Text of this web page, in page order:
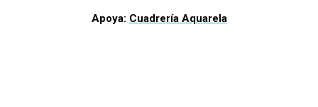
Apoya: Cuadrería Aquarela